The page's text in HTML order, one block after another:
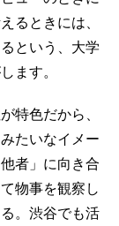
るときには、
という、大学
ます。
特色だから、
たいなイメー
者」に向き合
物事を観察し
。渋谷でも活